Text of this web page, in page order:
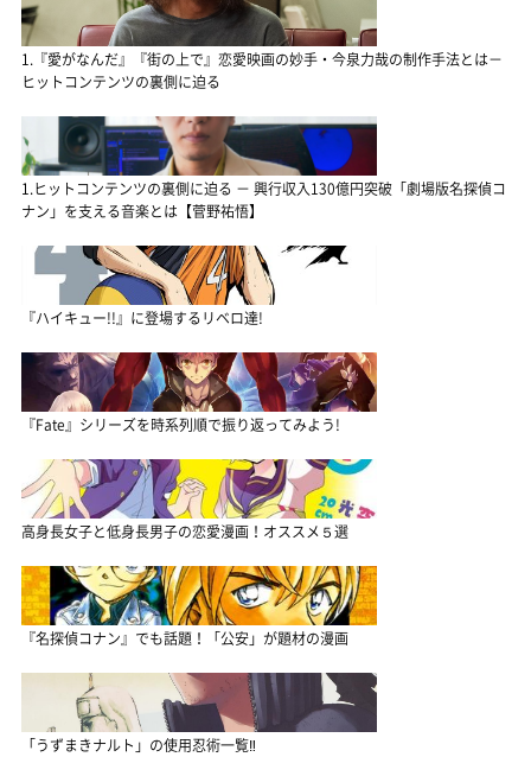
1.『愛がなんだ』『街の上で』恋愛映画の妙手・今泉力哉の制作手法とは－
ヒットコンテンツの裏側に迫る
1.ヒットコンテンツの裏側に迫る － 興行収入130億円突破「劇場版名探偵コ
ナン」を支える音楽とは【菅野祐悟】
『ハイキュー!!』に登場するリベロ達!
『Fate』シリーズを時系列順で振り返ってみよう!
高身長女子と低身長男子の恋愛漫画！オススメ５選
『名探偵コナン』でも話題！「公安」が題材の漫画
「うずまきナルト」の使用忍術一覧‼